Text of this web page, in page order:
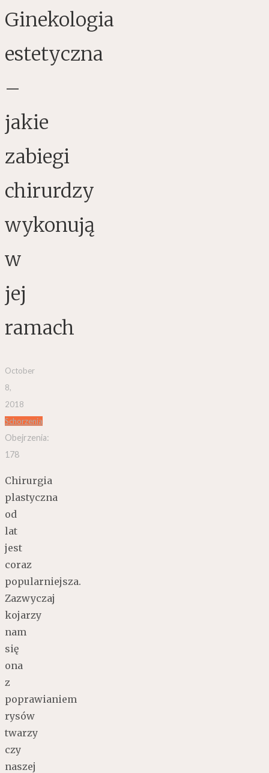
Ginekologia
estetyczna
–
jakie
zabiegi
chirurdzy
wykonują
w
jej
ramach
October
8,
2018
Schorzenia
Obejrzenia:
178
Chirurgia
plastyczna
od
lat
jest
coraz
popularniejsza.
Zazwyczaj
kojarzy
nam
się
ona
z
poprawianiem
rysów
twarzy
czy
naszej